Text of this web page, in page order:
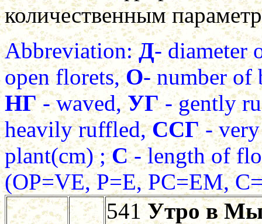
количественным
Abbreviation:Д- diameter
open florets,О- number of
НГ- waved,УГ- gently
heavily ruffled,ССГ-
plant(cm) ;С- length of
(ОР=VE, Р=E, РС=EM,
541Утро в